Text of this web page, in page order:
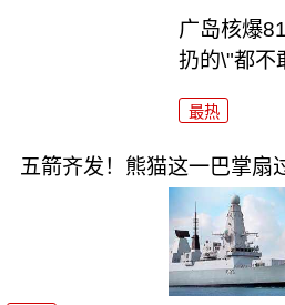
广岛核爆
扔的\"都不
最热
五箭齐发！熊猫这一巴掌扇